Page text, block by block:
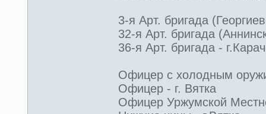
3-я Арт. бригада
32-я Арт. бригада
36-я Арт. бригада -
Офицер с холодным
Офицер - г. Вятка
Офицер Уржумской